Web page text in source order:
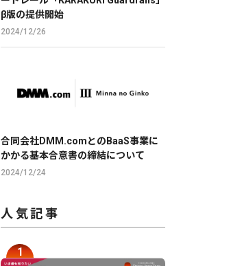
β版の提供開始
2024/12/26
合同会社DMM.comとのBaaS事業に
かかる基本合意書の締結について
2024/12/24
人気記事